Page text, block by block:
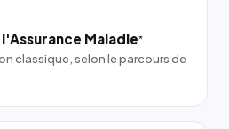
Maladie*
classique, selon le parcours de